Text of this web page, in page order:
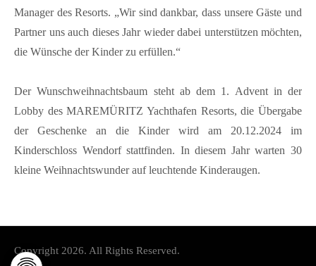
Manager des Resorts. „Wir sind dankbar, dass unsere Gäste und
Partner uns auch dieses Jahr wieder dabei unterstützen möchten,
die Wünsche der Kinder zu erfüllen.“
Der Wunschweihnachtsbaum steht ab dem 1. Advent in der
Lobby des MAREMÜRITZ Yachthafen Resorts, die Übergabe
der Geschenke an die Kinder wird am 20.12.2024 im
Kinderschloss Wendorf stattfinden. In diesem Jahr warten 30
kleine Weihnachtswunder auf leuchtende Kinderaugen.
Copyright 2026. All Rights Reserved.